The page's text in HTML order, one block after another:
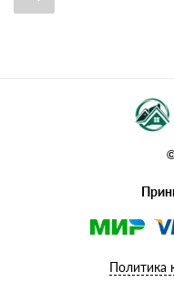
Политика